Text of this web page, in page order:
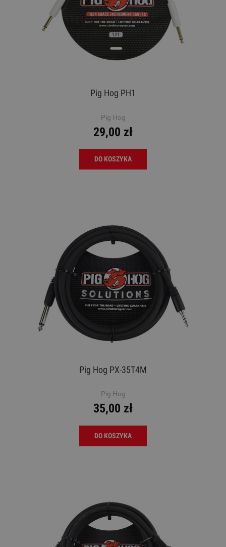
Pig Hog PH1
Pig Hog
29,00 zł
DO KOSZYKA
Pig Hog PX-35T4M
Pig Hog
35,00 zł
DO KOSZYKA